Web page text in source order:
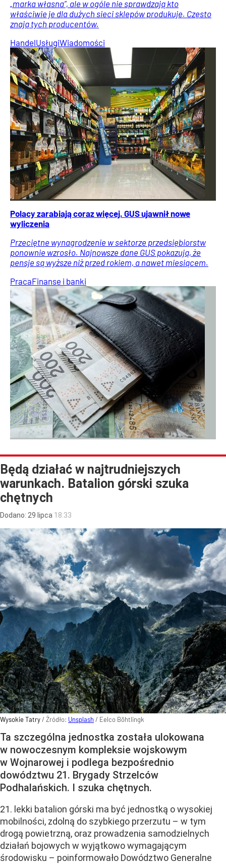
„marka własna”, ale w ogóle nie sprawdzają kto
właściwie je dla dużych sieci sklepów produkuje. Często
znają tych producentów.
HandelUsługiWiadomości
Polacy zarabiają coraz więcej. GUS ujawnił nowe
wyliczenia
Przeciętne wynagrodzenie w sektorze przedsiębiorstw
ponownie wzrosło. Najnowsze dane GUS pokazują, że
pensje są wyższe niż przed rokiem, a nawet miesiącem.
PracaFinanse i banki
Będą działać w najtrudniejszych
warunkach. Batalion górski szuka
chętnych
Dodano: 29 lipca 18:33
Wysokie Tatry/ Źródło: Unsplash / Eelco Böhtlingk
Ta szczególna jednostka została ulokowana
w nowoczesnym kompleksie wojskowym
w Wojnarowej i podlega bezpośrednio
dowództwu 21. Brygady Strzelców
Podhalańskich. I szuka chętnych.
21. lekki batalion górski ma być jednostką o wysokiej
mobilności, zdolną do szybkiego przerzutu – w tym
drogą powietrzną, oraz prowadzenia samodzielnych
działań bojowych w wyjątkowo wymagającym
środowisku – poinformowało Dowództwo Generalne